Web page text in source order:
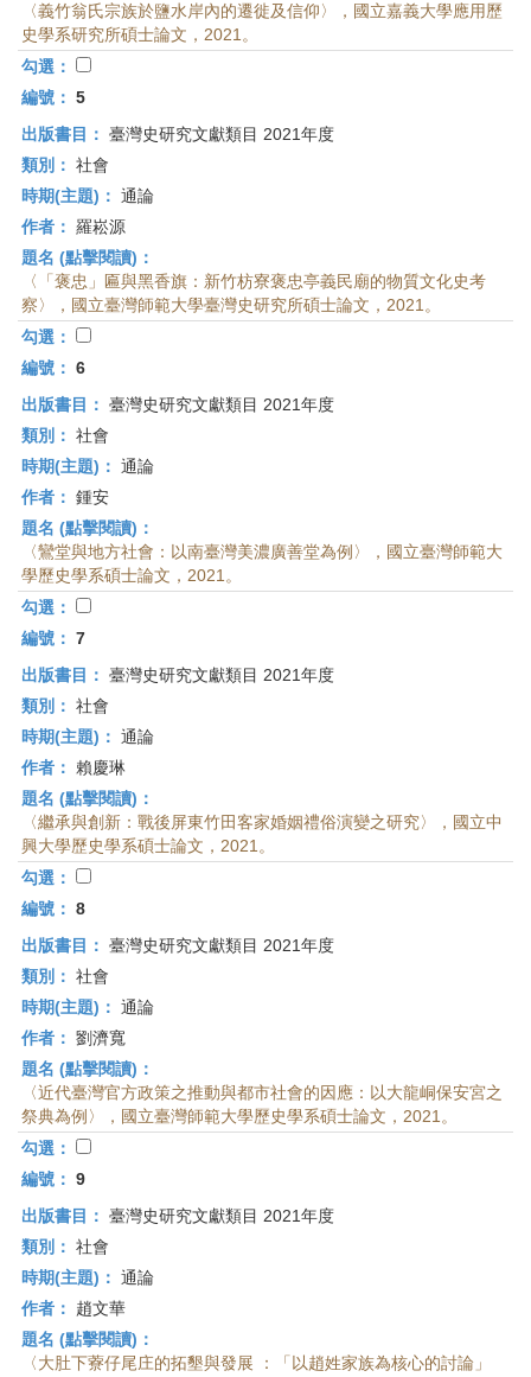
〈義竹翁氏宗族於鹽水岸內的遷徙及信仰〉，國立嘉義大學應用歷
史學系研究所碩士論文，2021。
勾選：
編號： 5
出版書目： 臺灣史研究文獻類目 2021年度
類別： 社會
時期(主題)： 通論
作者： 羅崧源
題名 (點擊閱讀)：
〈「褒忠」匾與黑香旗：新竹枋寮褒忠亭義民廟的物質文化史考
察〉，國立臺灣師範大學臺灣史研究所碩士論文，2021。
勾選：
編號： 6
出版書目： 臺灣史研究文獻類目 2021年度
類別： 社會
時期(主題)： 通論
作者： 鍾安
題名 (點擊閱讀)：
〈鸞堂與地方社會：以南臺灣美濃廣善堂為例〉，國立臺灣師範大
學歷史學系碩士論文，2021。
勾選：
編號： 7
出版書目： 臺灣史研究文獻類目 2021年度
類別： 社會
時期(主題)： 通論
作者：
賴慶琳
題名 (點擊閱讀)：
〈繼承與創新：戰後屏東竹田客家婚姻禮俗演變之研究〉，國立中
興大學歷史學系碩士論文，2021。
勾選：
編號： 8
出版書目： 臺灣史研究文獻類目 2021年度
類別： 社會
時期(主題)： 通論
作者： 劉濟寬
題名 (點擊閱讀)：
〈近代臺灣官方政策之推動與都市社會的因應：以大龍峒保安宮之
祭典為例〉，國立臺灣師範大學歷史學系碩士論文，2021。
勾選：
編號： 9
出版書目： 臺灣史研究文獻類目 2021年度
類別： 社會
時期(主題)： 通論
作者：
趙文華
題名 (點擊閱讀)：
〈大肚下藔仔尾庄的拓墾與發展 ：「以趙姓家族為核心的討論」